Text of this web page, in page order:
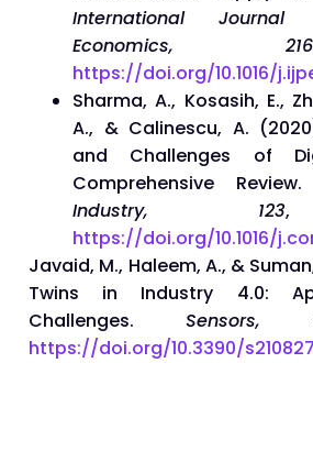
International Journal
Economics, 216
https://doi.org/10.1016/
Sharma, A., Kosasih, E.,
A., & Calinescu, A.
and Challenges of
Comprehensive Review.
Industry, 123,
https://doi.org/10.1016/
Javaid, M., Haleem, A., &
Twins in Industry 4.0:
Challenges.Sensors,
https://doi.org/10.3390/